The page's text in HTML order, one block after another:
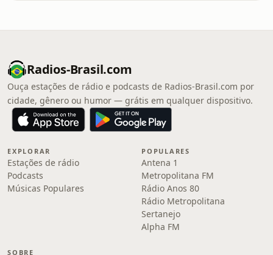
Radios-Brasil.com
Ouça estações de rádio e podcasts de Radios-Brasil.com por
cidade, gênero ou humor — grátis em qualquer dispositivo.
EXPLORAR
Estações de rádio
Podcasts
Músicas Populares
POPULARES
Antena 1
Metropolitana FM
Rádio Anos 80
Rádio Metropolitana
Sertanejo
Alpha FM
SOBRE